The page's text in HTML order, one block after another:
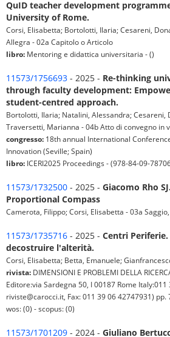
QuID teacher development
University of Rome.
Corsi, Elisabetta; Bortolotti, Ilaria; Cesareni,
Allegra - 02a Capitolo o Articolo
libro: Mentoring e didattica universitaria - ()
11573/1756693 - 2025 - Re-thinking
through faculty development:
student-centred approach.
Bortolotti, Ilaria; Natalini, Alessandra; Cesareni,
Traversetti, Marianna - 04b Atto di convegno in
congresso: 18th annual International
Innovation (Seville; Spain)
libro: ICERI2025 Proceedings - (978-84-09-
11573/1732500 - 2025 - Giacomo Rho
Proportional Compass
Camerota, Filippo; Corsi, Elisabetta - 03a
11573/1735716 - 2025 - Centri
decostruire l'alterità.
Corsi, Elisabetta; Betta, Emanuele;
rivista: DIMENSIONI E PROBLEMI DELLA
Editore:via Sardegna 50, I 00187 Rome Italy:011
riviste@carocci.it, Fax: 011 39 06 42747931) pp.
wos: (0) - scopus: (0)
11573/1701209 - 2024 - Giuliano